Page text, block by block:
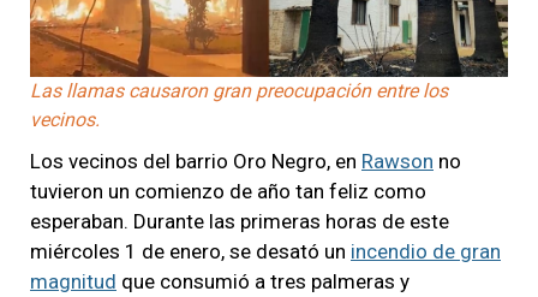
Las llamas causaron gran preocupación entre los
vecinos.
Los vecinos del barrio Oro Negro, en Rawson no
tuvieron un comienzo de año tan feliz como
esperaban. Durante las primeras horas de este
miércoles 1 de enero, se desató un incendio de gran
magnitud que consumió a tres palmeras y